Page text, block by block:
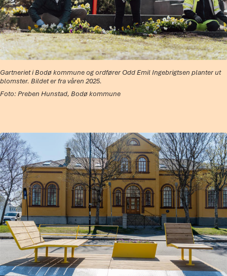
Gartneriet i Bodø kommune og ordfører Odd Emil Ingebrigtsen planter ut
blomster. Bildet er fra våren 2025.
Preben Hunstad, Bodø kommune